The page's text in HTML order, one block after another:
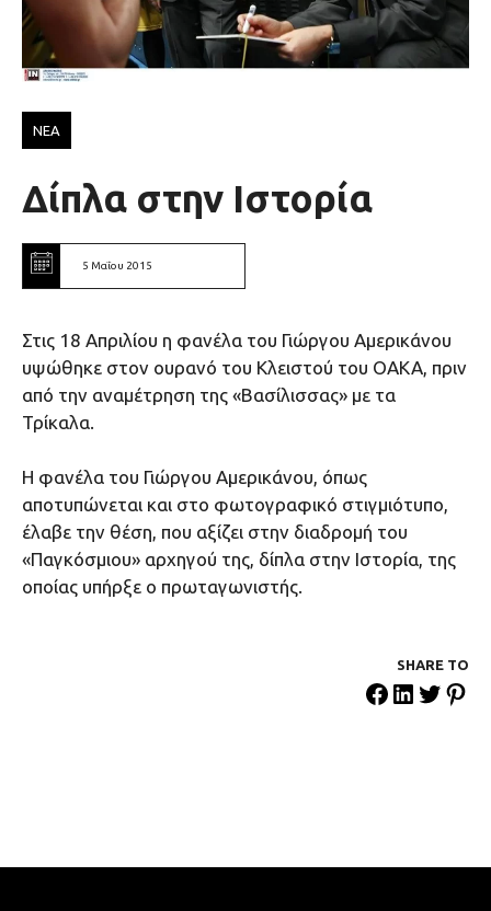
ΝΕΑ
Δίπλα στην Ιστορία
5 Μαΐου 2015
Στις 18 Απριλίου η φανέλα του Γιώργου Αμερικάνου
υψώθηκε στον ουρανό του Κλειστού του ΟΑΚΑ, πριν
από την αναμέτρηση της «Βασίλισσας» με τα
Τρίκαλα.
Η φανέλα του Γιώργου Αμερικάνου, όπως
αποτυπώνεται και στο φωτογραφικό στιγμιότυπο,
έλαβε την θέση, που αξίζει στην διαδρομή του
«Παγκόσμιου» αρχηγού της, δίπλα στην Ιστορία, της
οποίας υπήρξε ο πρωταγωνιστής.
SHARE ΤΟ